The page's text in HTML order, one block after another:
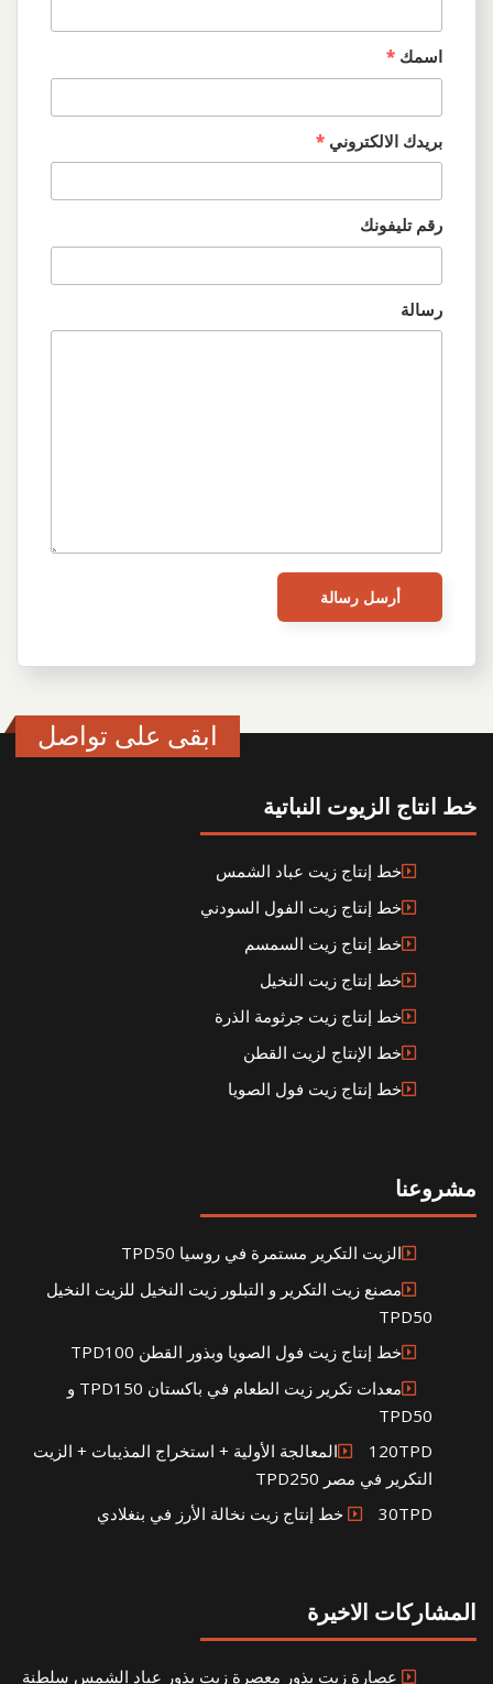
اسمك *
بريدك الالكتروني *
رقم تليفونك
رسالة
ابقى على تواصل
خط انتاج الزيوت النباتية
خط إنتاج زيت عباد الشمس
خط إنتاج زيت الفول السودني
خط إنتاج زيت السمسم
خط إنتاج زيت النخيل
خط إنتاج زيت جرثومة الذرة
خط الإنتاج لزيت القطن
خط إنتاج زيت فول الصويا
مشروعنا
الزيت التكرير مستمرة في روسيا TPD50
مصنع زيت التكرير و التبلور زيت النخيل للزيت النخيل
TPD50
خط إنتاج زيت فول الصويا وبذور القطن TPD100
معدات تكرير زيت الطعام في باكستان TPD150 و
TPD50
120TPDالمعالجة الأولية + استخراج المذيبات + الزيت
التكرير في مصر TPD250
30TPD خط إنتاج زيت نخالة الأرز في بنغلادي
المشاركات الاخيرة
عصارة زيت بذور معصرة زيت بذور عباد الشمس سلطنة